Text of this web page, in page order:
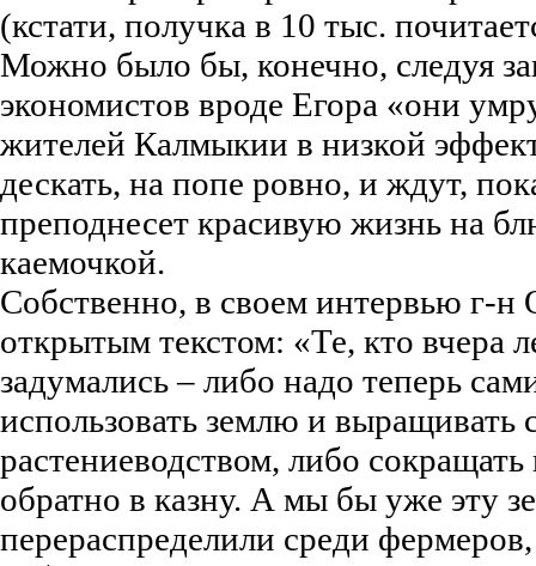
(кстати, получка в 10 тыс.
Можно было бы, конечно, следуя
экономистов вроде Егора «они
жителей Калмыкии в низкой
дескать, на попе ровно, и ждут,
преподнесет красивую жизнь на
каемочкой.
Собственно, в своем интервью г-н
открытым текстом: «Те, кто вчера
задумались – либо надо теперь
использовать землю и выращивать
растениеводством, либо
обратно в казну. А мы бы уже эту
перераспределили среди